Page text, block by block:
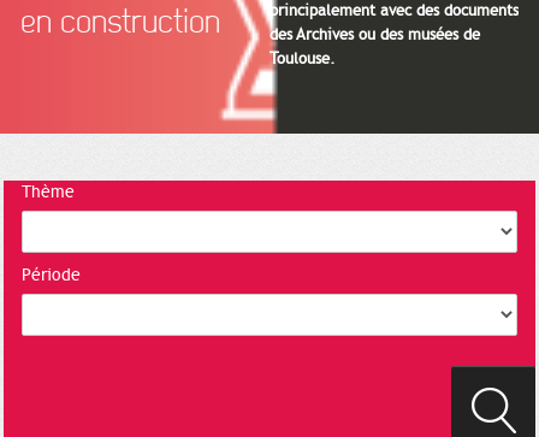
en construction
principalement avec des documents
des Archives ou des musées de
Toulouse.
Thème
Période